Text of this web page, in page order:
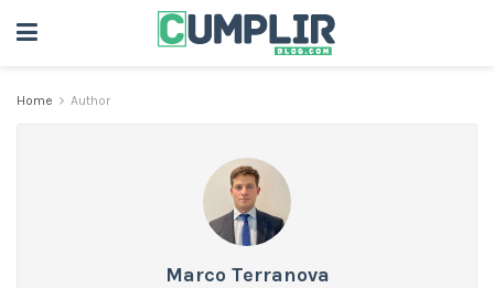
Home Author
Marco Terranova